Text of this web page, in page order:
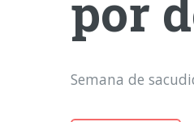
Semana de